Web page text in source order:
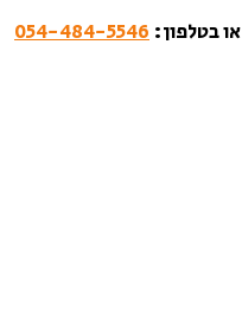
או בטלפון: 054-484-5546